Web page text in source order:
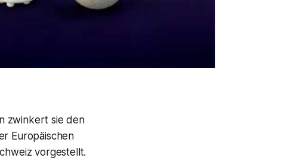
zwinkert sie den
Europäischen
vorgestellt.